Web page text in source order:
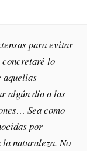
para evitar
lo
aquellas
algún día a las
Sea como
por
naturaleza. No